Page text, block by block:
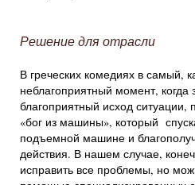
Решение для отрасли
В греческих комедиях в самый,
неблагоприятный момент, когда
благоприятный исход ситуации,
«бог из машины», который
подъемной машине и
действия. В нашем случае,
исправить все проблемы, но